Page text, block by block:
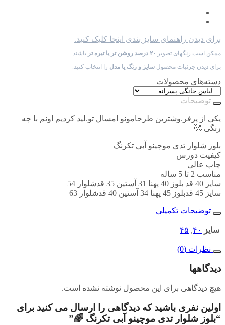
برای دیدن راهنمای سایز بندی اینجا کلیک کنید.
ممکن است رنگهای تصویر ۲۰ درصد روشن تر یا تیره تر
باشند.
برای دیدن جزئیات محصول سایز و رنگ یا مدل را انتخاب کنید.
دسته‌های محصولات
توضیحات
یکی از پرفر.وشترین طرحامونو امسال تو.لید کردیم اونم با چه
رنگی 🥰
بلوز شلوار تدی موچینو آبی تکرنگ
کیفیت دورس
چاپ عالی
مناسب 2 تا 5 ساله
سایز 40 قد بلوز 40 پهنا 31 آستین 35 قدشلوار 54
سایز 45 قدبلوز 45 پهنا 34 آستین 40 قدشلوار 63
توضیحات تکمیلی
سایز ۴۰, ۴۵
نظرات (0)
دیدگاهها
هیچ دیدگاهی برای این محصول نوشته نشده است.
اولین نفری باشید که دیدگاهی را ارسال می کنید برای
“بلوز شلوار تدی موچینو آبی تکرنگ 🌈”